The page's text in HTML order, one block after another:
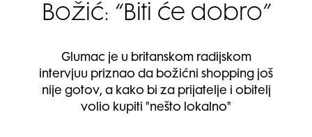
Božić: “Biti će dobro”
Glumac je u britanskom radijskom
intervjuu priznao da božićni shopping još
nije gotov, a kako bi za prijatelje i obitelj
volio kupiti "nešto lokalno"